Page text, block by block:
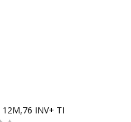
12M,76 INV+ TI